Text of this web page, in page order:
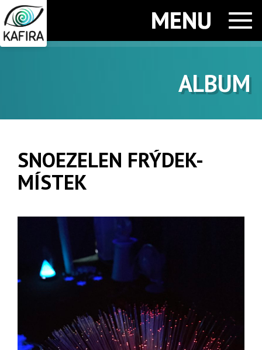
ALBUM
SNOEZELEN FRÝDEK-
MÍSTEK